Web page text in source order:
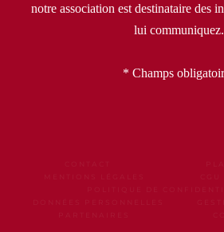
notre association est destinataire des
lui communiquez.
* Champs